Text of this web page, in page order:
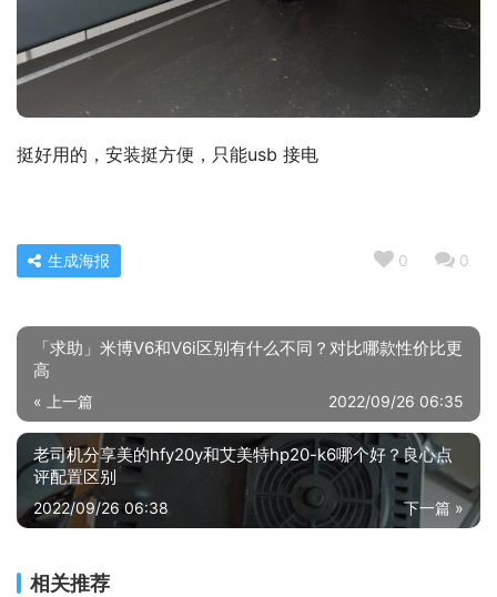
挺好用的，安装挺方便，只能usb 接电
0 0
生成海报
「求助」米博V6和V6i区别有什么不同？对比哪款性价比更
高
« 上一篇 2022/09/26 06:35
老司机分享美的hfy20y和艾美特hp20-k6哪个好？良心点
评配置区别
下一篇 »
2022/09/26 06:38
相关推荐